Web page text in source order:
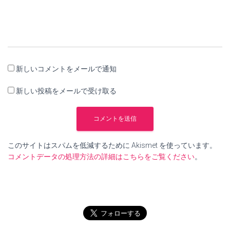
新しいコメントをメールで通知
新しい投稿をメールで受け取る
このサイトはスパムを低減するために Akismet を使っています。
コメントデータの処理方法の詳細はこちらをご覧ください。